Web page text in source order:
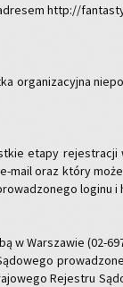
http://
or­ga­ni­za­cyj­na
etapy
ma­il oraz który
lo­gi­nu i
w War­sza­wie (02-
Re­je­stru